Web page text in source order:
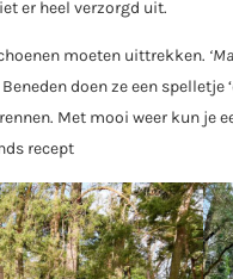
er heel verzorgd uit.
moeten uittrekken.
doen ze een spelletje
Met mooi weer kun je
recept